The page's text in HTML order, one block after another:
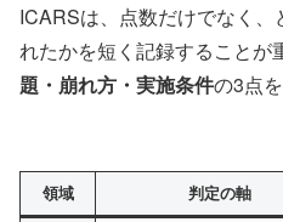
ICARSは、点数だけでなく
れたかを短く記録することが
題・崩れ方・実施条件の3点
領域 判定の軸